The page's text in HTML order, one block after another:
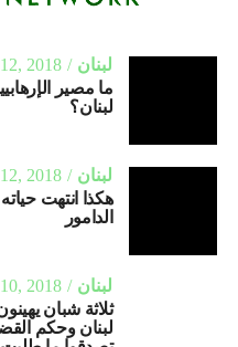
لبنان
2018
ما مصير
لبنان؟
لبنان
2018
هكذا انتهت
الدامور
لبنان
2018
ثلاثة شبان
لبنان وحكم